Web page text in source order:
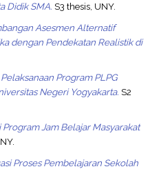
Didik SMA. S3 thesis, UNY.
Asesmen Alternatif
dengan Pendekatan Realistik di
Program PLPG
Negeri Yogyakarta. S2
Program Jam Belajar Masyarakat
Proses Pembelajaran Sekolah